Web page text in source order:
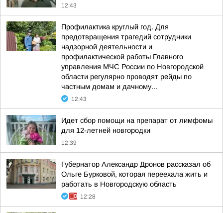
12:43
Профилактика круглый год. Для
предотвращения трагедий сотрудники
надзорной деятельности и
профилактической работы Главного
управления МЧС России по Новгородской
области регулярно проводят рейды по
частным домам и дачному...
12:43
Идет сбор помощи на препарат от лимфомы
для 12-летней новгородки
12:39
Губернатор Александр Дронов рассказал об
Ольге Бурковой, которая переехала жить и
работать в Новгородскую область
12:28